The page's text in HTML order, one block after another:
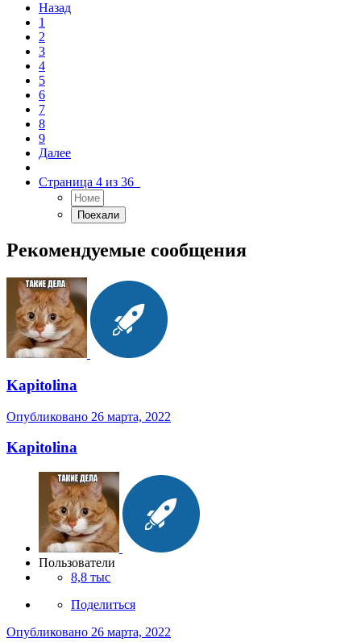
Назад
1
2
3
4
5
6
7
8
9
Далее
Страница 4 из 36
Рекомендуемые сообщения
Kapitolina
Опубликовано 26 марта, 2022
Kapitolina
Пользователи
8,8 тыс
Поделиться
Опубликовано 26 марта, 2022